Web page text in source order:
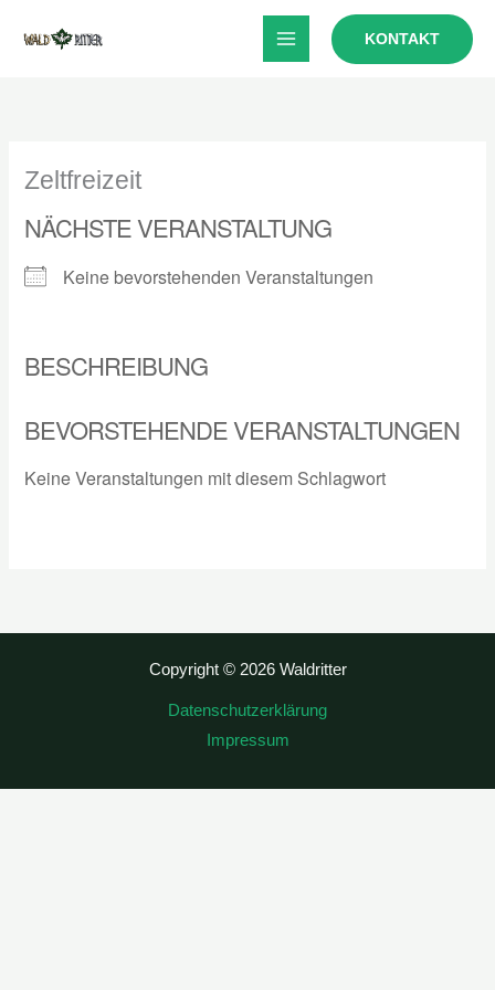
Inhalt
KONTAKT
Zeltfreizeit
NÄCHSTE VERANSTALTUNG
Keine bevorstehenden Veranstaltungen
BESCHREIBUNG
BEVORSTEHENDE VERANSTALTUNGEN
Keine Veranstaltungen mit diesem Schlagwort
Copyright © 2026 Waldritter
Datenschutzerklärung
Impressum